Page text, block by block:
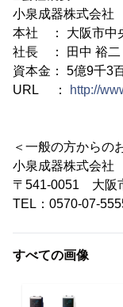
小泉成器株式会社
本社 ： 大阪市中
社長 ： 田中 裕二
資本金： 5億9千3
URL ：
http://
＜一般の方からの
小泉成器株式会社
〒541-0051 大阪
TEL：0570-07-
すべての画像